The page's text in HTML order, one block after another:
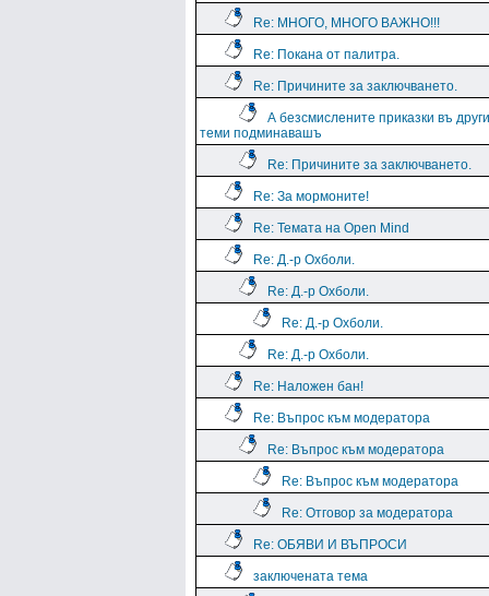
Re: МНОГО, МНОГО ВАЖНО!!!
Re: Покана от палитра.
Re: Причините за заключването.
А безсмислените приказки въ други
теми подминавашъ
Re: Причините за заключването.
Re: За мормоните!
Re: Темата на Open Mind
Re: Д.-р Охболи.
Re: Д.-р Охболи.
Re: Д.-р Охболи.
Re: Д.-р Охболи.
Re: Наложен бан!
Re: Въпрос към модератора
Re: Въпрос към модератора
Re: Въпрос към модератора
Re: Отговор за модератора
Re: ОБЯВИ И ВЪПРОСИ
заключената тема